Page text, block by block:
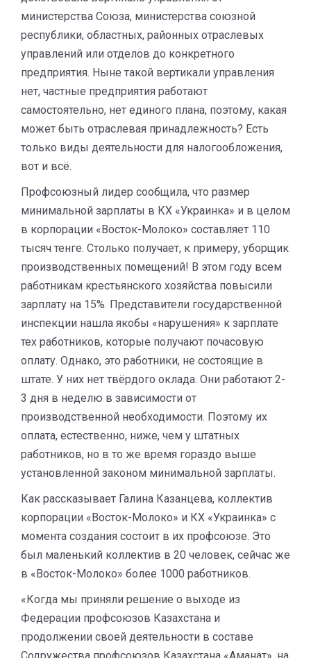
министерства Союза, министерства союзной
республики, областных, районных отраслевых
управлений или отделов до конкретного
предприятия. Ныне такой вертикали управления
нет, частные предприятия работают
самостоятельно, нет единого плана, поэтому, какая
может быть отраслевая принадлежность? Есть
только виды деятельности для налогообложения,
вот и всё.
Профсоюзный лидер сообщила, что размер
минимальной зарплаты в КХ «Украинка» и в целом
в корпорации «Восток-Молоко» составляет 110
тысяч тенге. Столько получает, к примеру, уборщик
производственных помещений! В этом году всем
работникам крестьянского хозяйства повысили
зарплату на 15%. Представители государственной
инспекции нашла якобы «нарушения» к зарплате
тех работников, которые получают почасовую
оплату. Однако, это работники, не состоящие в
штате. У них нет твёрдого оклада. Они работают 2-
3 дня в неделю в зависимости от
производственной необходимости. Поэтому их
оплата, естественно, ниже, чем у штатных
работников, но в то же время гораздо выше
установленной законом минимальной зарплаты.
Как рассказывает Галина Казанцева, коллектив
корпорации «Восток-Молоко» и КХ «Украинка» с
момента создания состоит в их профсоюзе. Это
был маленький коллектив в 20 человек, сейчас же
в «Восток-Молоко» более 1000 работников.
«Когда мы приняли решение о выходе из
Федерации профсоюзов Казахстана и
продолжении своей деятельности в составе